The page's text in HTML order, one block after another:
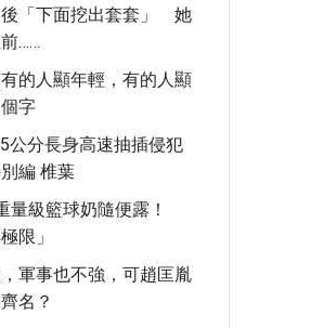
後「下面挖出套套」 她
……
的人顯年輕，有的人顯
字
公分長身高速抽插侵犯
編 椎葉
量級籃球奶隨便露！
限」
軍事也不強，可趙匡胤
名？